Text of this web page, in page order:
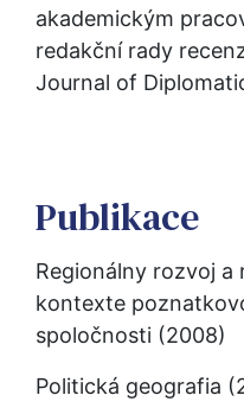
akademickým
redakční rady
Journal of
Publikace
Regionálny rozvoj a
kontexte
spoločnosti (2008)
Politická geografia